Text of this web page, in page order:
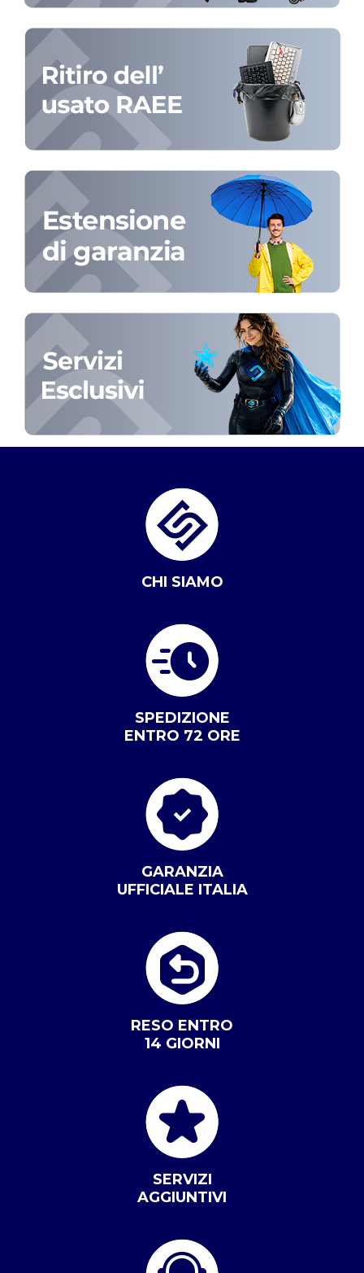
CHI SIAMO
SPEDIZIONE
ENTRO 72 ORE
GARANZIA
UFFICIALE ITALIA
RESO ENTRO
14 GIORNI
SERVIZI
AGGIUNTIVI